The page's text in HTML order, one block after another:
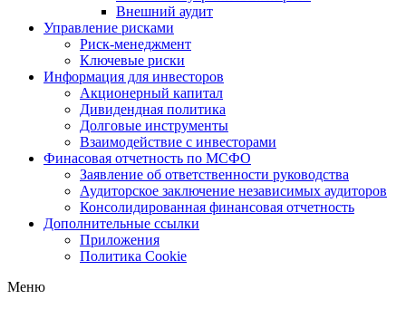
Внешний аудит
Управление рисками
Риск-менеджмент
Ключевые риски
Информация для инвесторов
Акционерный капитал
Дивидендная политика
Долговые инструменты
Взаимодействие с инвеcторами
Финасовая отчетность по МСФО
Заявление об ответственности руководства
Аудиторское заключение независимых аудиторов
Консолидированная финансовая отчетность
Дополнительные ссылки
Приложения
Политика Cookie
Меню